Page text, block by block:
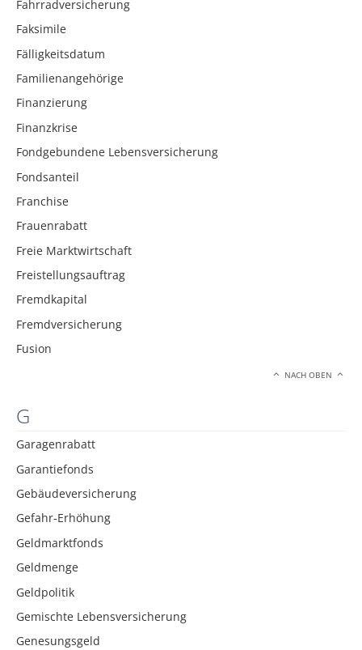
Fahrradversicherung
Faksimile
Fälligkeitsdatum
Familienangehörige
Finanzierung
Finanzkrise
Fondgebundene Lebensversicherung
Fondsanteil
Franchise
Frauenrabatt
Freie Marktwirtschaft
Freistellungsauftrag
Fremdkapital
Fremdversicherung
Fusion
NACH OBEN
G
Garagenrabatt
Garantiefonds
Gebäudeversicherung
Gefahr-Erhöhung
Geldmarktfonds
Geldmenge
Geldpolitik
Gemischte Lebensversicherung
Genesungsgeld